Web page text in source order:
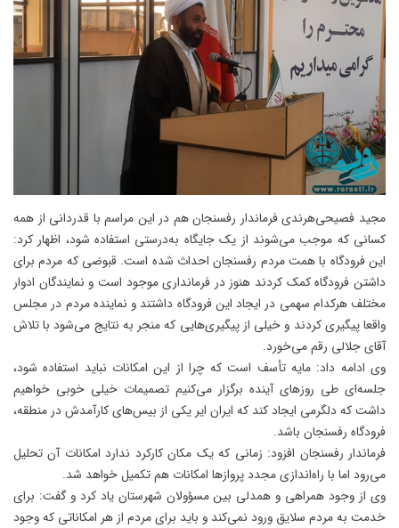
مجید فصیحی‌هرندی فرماندار رفسنجان هم در این مراسم با قدردانی از همه
کسانی که موجب می‌شوند از یک جایگاه به‌درستی استفاده شود، اظهار کرد:
این فرودگاه با همت مردم رفسنجان احداث شده است. قبوضی که مردم برای
داشتن فرودگاه کمک کردند هنوز در فرمانداری موجود است و نمایندگان ادوار
مختلف هرکدام سهمی در ایجاد این فرودگاه داشتند و نماینده مردم در مجلس
واقعا پیگیری کردند و خیلی از پیگیری‌هایی که منجر به نتایج می‌شود با تلاش
آقای جلالی رقم می‌خورد.
وی ادامه داد: مایه تأسف است که چرا از این امکانات نباید استفاده شود،
جلسه‌ای طی روزهای آینده برگزار می‌کنیم تصمیمات خیلی خوبی خواهیم
داشت که دلگرمی ایجاد کند که ایران ایر یکی از بیس‌های کارآمدش در منطقه،
فرودگاه رفسنجان باشد.
فرماندار رفسنجان افزود: زمانی که یک مکان کارکرد ندارد امکانات آن تحلیل
می‌رود اما با راه‌اندازی مجدد پروازها امکانات هم تکمیل خواهد شد.
وی از وجود همراهی و همدلی بین مسؤولان شهرستان یاد کرد و گفت: برای
خدمت به مردم سلایق ورود نمی‌کند و باید برای مردم از هر امکاناتی که وجود